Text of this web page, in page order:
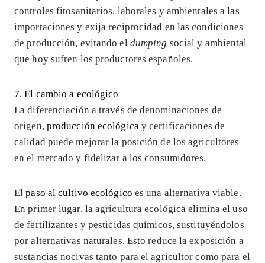
controles fitosanitarios, laborales y ambientales a las
importaciones y exija reciprocidad en las condiciones
de producción, evitando el dumping social y ambiental
que hoy sufren los productores españoles.
7. El cambio a ecológico
La diferenciación a través de denominaciones de
origen, producción ecológica y certificaciones de
calidad puede mejorar la posición de los agricultores
en el mercado y fidelizar a los consumidores.
Elpaso al cultivo ecológico es una alternativa viable.
En primer lugar, la agricultura ecológica elimina el uso
de fertilizantes y pesticidas químicos, sustituyéndolos
por alternativas naturales. Esto reduce la exposición a
sustancias nocivas tanto para el agricultor como para el